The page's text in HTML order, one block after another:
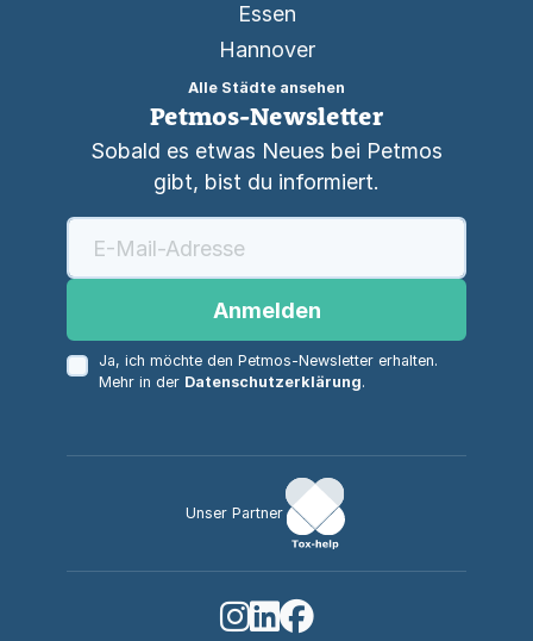
Essen
Hannover
Alle Städte ansehen
Petmos-Newsletter
Sobald es etwas Neues bei Petmos
gibt, bist du informiert.
Anmelden
Ja, ich möchte den Petmos-Newsletter erhalten.
Mehr in der Datenschutzerklärung.
Unser Partner